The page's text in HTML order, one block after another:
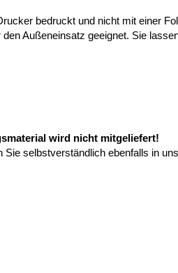
bedruckt und nicht mit einer
Außeneinsatz geeignet. Sie
wird nicht mitgeliefert!
selbstverständlich ebenfalls in